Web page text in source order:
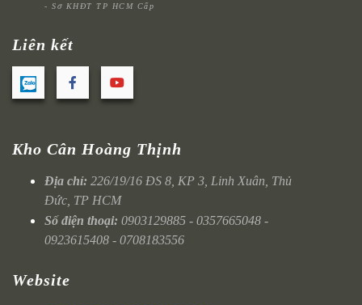
- Sở KHĐT TP HCM Cấp
Liên kết
Kho Cân Hoàng Thịnh
Địa chỉ: 226/19/16 ĐS 8, KP 3, Linh Xuân, Thủ
Đức, TP HCM
Số điện thoại: 0903129885 - 0357665048 -
0923615408 - 0708183556
Website